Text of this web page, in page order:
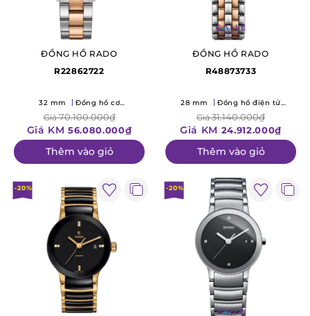
ĐỒNG HỒ RADO
R22862722
32 mm
Đồng hồ cơ
Giá70.100.000₫
Giá KM 56.080.000₫
Thêm vào giỏ
ĐỒNG HỒ RADO
R48873733
28 mm
Đồng hồ điện tử
Giá31.140.000₫
Giá KM 24.912.000₫
Thêm vào giỏ
-20% -20%